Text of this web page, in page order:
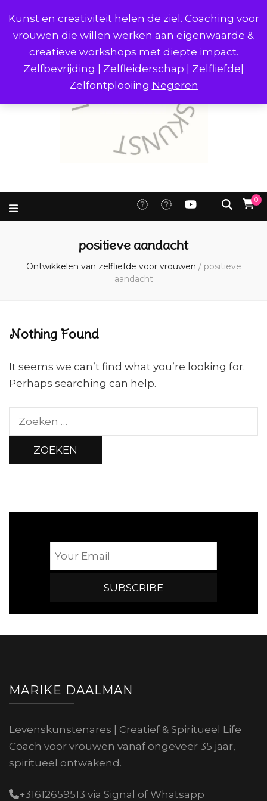
Kunst en creativiteit helen de ziel. Coaching voor
vrouwen die willen werken aan eigenwaarde &
creatieve workshops met diepte impact.
Zelfbevrijding | Zelfleiderschap | Zelfliefde|
Zelfontplooiing Negeren
0
positieve aandacht
Ontwikkelen van zelfliefde voor vrouwen / positieve
aandacht
Nothing Found
It seems we can’t find what you’re looking for.
Perhaps searching can help.
Zoeken
MARIKE DAALMAN
Levenskunstenares | Creatief & Spiritueel Life
Coach voor vrouwen vanaf ongeveer 35 jaar,
spiritueel ontwakend.
+31612659513 via Signal of Whatsapp